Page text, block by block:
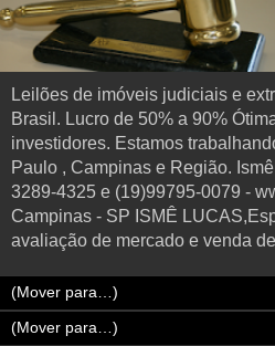
Leilões de imóveis judiciais e
Brasil. Lucro de 50% a 90%
investidores. Estamos
Paulo , Campinas e Região.
3289-4325 e (19)99795-0079 -
Campinas - SP ISMÊ
avaliação de mercado e venda